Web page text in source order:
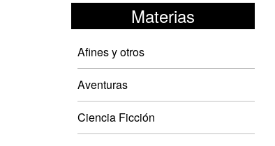
Materias
Afines y otros
Aventuras
Ciencia Ficción